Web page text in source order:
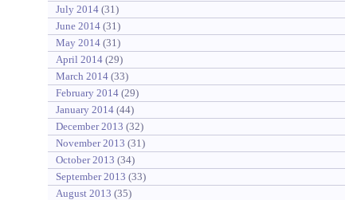
July 2014(31)
June 2014(31)
May 2014(31)
April 2014(29)
March 2014(33)
February 2014(29)
January 2014(44)
December 2013 (32)
November 2013 (31)
October 2013 (34)
September 2013 (33)
August 2013 (35)